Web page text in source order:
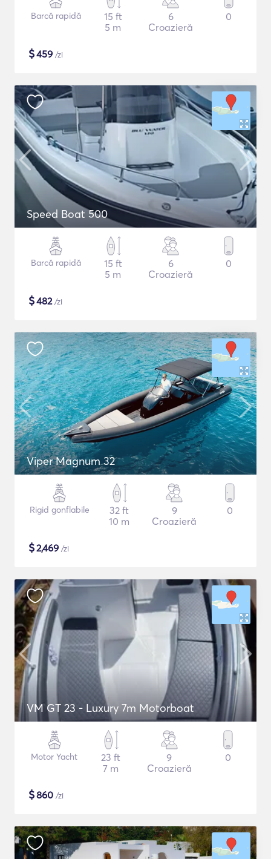
Barcă rapidă
15 ft
5 m
6
Croazieră
0
$459 /zi
Speed Boat 500
Barcă rapidă
15 ft
5 m
6
Croazieră
0
$482/zi
Viper Magnum 32
Rigid gonflabile
32 ft
10 m
9
Croazieră
0
$2,469 /zi
VM GT 23 - Luxury 7m Motorboat
Motor Yacht
23 ft
7 m
9
Croazieră
0
$860 /zi